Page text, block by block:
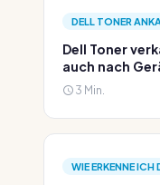
DELL TONER
Dell Toner
auch nach
3 Min.
WIE ERKENNE